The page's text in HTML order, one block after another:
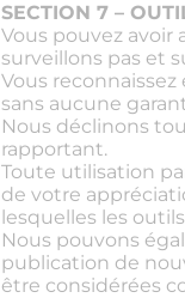
SECTION 7 –
Vous pouvez avoir
surveillons pas et
Vous reconnaissez
sans aucune
Nous déclinons
rapportant.
Toute utilisation
de votre
lesquelles les
Nous pouvons
publication de
être considérées